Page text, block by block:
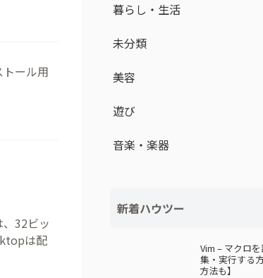
ール用
32ビッ
は配
暮らし・生活
未分類
美容
遊び
音楽・楽器
新着ハウツー
Vim – マクロ
集・実行する
方法も】